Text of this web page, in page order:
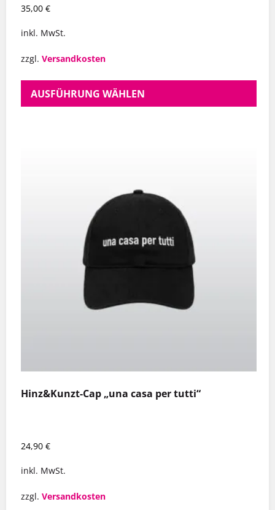
35,00 €
inkl. MwSt.
zzgl. Versandkosten
AUSFÜHRUNG WÄHLEN
Hinz&Kunzt-Cap „una casa per tutti“
24,90 €
inkl. MwSt.
zzgl. Versandkosten